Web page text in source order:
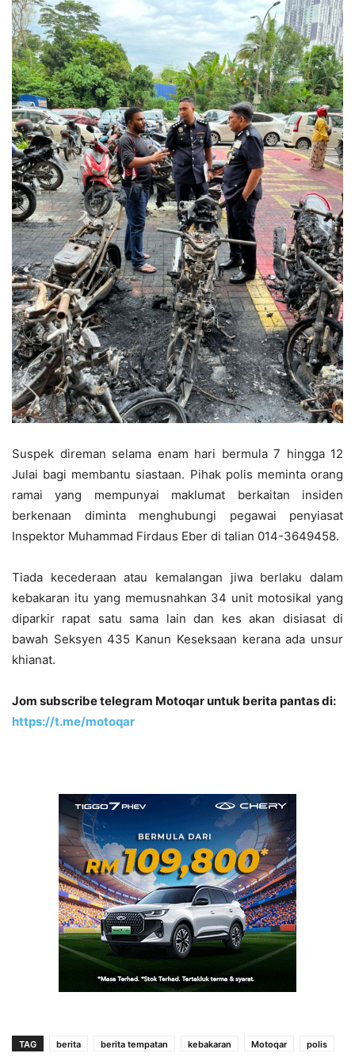
Suspek direman selama enam hari bermula 7 hingga 12
Julai bagi membantu siastaan. Pihak polis meminta orang
ramai yang mempunyai maklumat berkaitan insiden
berkenaan diminta menghubungi pegawai penyiasat
Inspektor Muhammad Firdaus Eber di talian 014-3649458.
Tiada kecederaan atau kemalangan jiwa berlaku dalam
kebakaran itu yang memusnahkan 34 unit motosikal yang
diparkir rapat satu sama lain dan kes akan disiasat di
bawah Seksyen 435 Kanun Keseksaan kerana ada unsur
khianat.
Jom subscribe telegram Motoqar untuk berita pantas di:
https://t.me/motoqar
TAG berita berita tempatan kebakaran Motoqar polis